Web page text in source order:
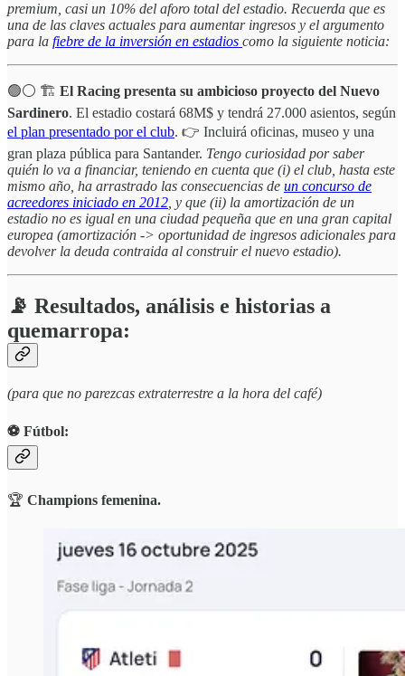
premium, casi un 10% del aforo total del estadio. Recuerda que es
una de las claves actuales para aumentar ingresos y el argumento
para la fiebre de la inversión en estadios como la siguiente noticia:
🟢⚪️ 🏗️ El Racing presenta su ambicioso proyecto del Nuevo
Sardinero. El estadio costará 68M$ y tendrá 27.000 asientos, según
el plan presentado por el club. 👉 Incluirá oficinas, museo y una
gran plaza pública para Santander. Tengo curiosidad por saber
quién lo va a financiar, teniendo en cuenta que (i) el club, hasta este
mismo año, ha arrastrado las consecuencias de un concurso de
acreedores iniciado en 2012 , y que (ii) la amortización de un
estadio no es igual en una ciudad pequeña que en una gran capital
europea (amortización -> oportunidad de ingresos adicionales para
devolver la deuda contraida al construir el nuevo estadio).
📡 Resultados, análisis e historias a
quemarropa:
(para que no parezcas extraterrestre a la hora del café)
⚽️ Fútbol:
🏆 Champions femenina.